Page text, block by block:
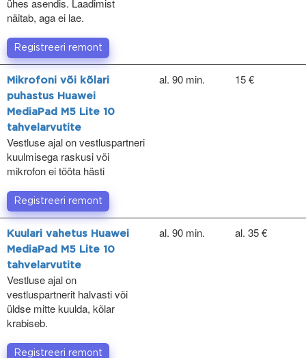
ühes asendis. Laadimist
näitab, aga ei lae.
Registreeri remont
Mikrofoni või kõlari
puhastus Huawei
MediaPad M5 Lite 10
tahvelarvutite
Vestluse ajal on vestluspartneri
kuulmisega raskusi või
mikrofon ei tööta hästi
al. 90 min. 15 €
Registreeri remont
Kuulari vahetus Huawei
MediaPad M5 Lite 10
tahvelarvutite
Vestluse ajal on
vestluspartnerit halvasti või
üldse mitte kuulda, kõlar
krabiseb.
al. 90 min. al. 35 €
Registreeri remont